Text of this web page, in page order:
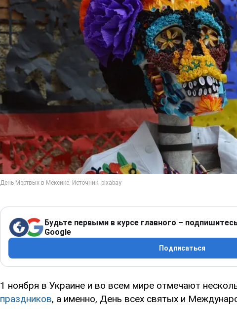
Будьте первыми в курсе главного –
Google
Подписаться
1 ноября в Украине и во всем мире отмечают
праздников, а именно, День всех святых и